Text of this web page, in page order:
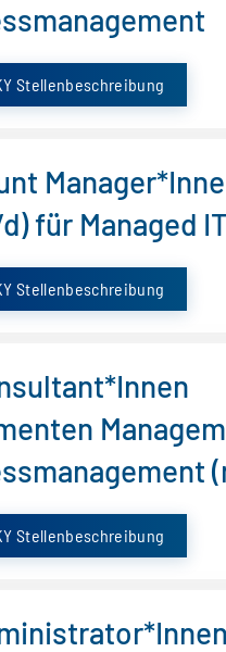
Stellenbeschreibung
für Managed
Stellenbeschreibung
Stellenbeschreibung